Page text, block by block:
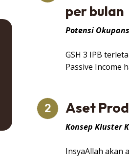
per bulan
Potensi
GSH 3 IPB
Passive Income
2 Aset
Konsep Kluster
InsyaAllah akan